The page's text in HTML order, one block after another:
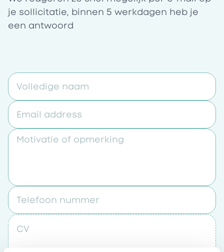
je sollicitatie, binnen 5 werkdagen heb je
een antwoord
Volledige naam
Email address
Motivatie of opmerking
Telefoon nummer
CV